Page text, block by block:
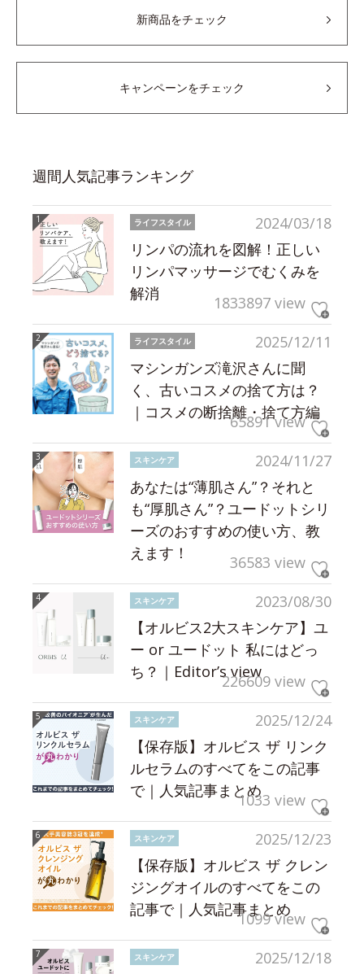
新商品をチェック
キャンペーンをチェック
週間人気記事ランキング
2024/03/18
ライフスタイル
リンパの流れを図解！正しい
リンパマッサージでむくみを
解消
1833897 view
2025/12/11
ライフスタイル
マシンガンズ滝沢さんに聞
く、古いコスメの捨て方は？
｜コスメの断捨離・捨て方編
65891 view
2024/11/27
スキンケア
あなたは“薄肌さん”？それと
も“厚肌さん”？ユードットシリ
ーズのおすすめの使い方、教
えます！
36583 view
2023/08/30
スキンケア
【オルビス2大スキンケア】ユ
ー or ユードット 私にはどっ
ち？｜Editor’s view226609 view
2025/12/24
スキンケア
【保存版】オルビス ザ リンク
ルセラムのすべてをこの記事
で｜人気記事まとめ1033 view
2025/12/23
スキンケア
【保存版】オルビス ザ クレン
ジングオイルのすべてをこの
記事で｜人気記事まとめ
1099 view
2025/12/18
スキンケア